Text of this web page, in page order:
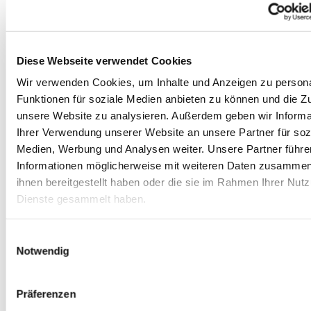
Diese Webseite verwendet Cookies
Wir verwenden Cookies, um Inhalte und Anzeigen zu
Funktionen für soziale Medien anbieten zu können und die
unsere Website zu analysieren. Außerdem geben wir
Ihrer Verwendung unserer Website an unsere Partner für
Medien, Werbung und Analysen weiter. Unsere Partner
Informationen möglicherweise mit weiteren Daten
ihnen bereitgestellt haben oder die sie im Rahmen Ihrer
Dienste gesammelt haben.
Notwendig
Präferenzen
Control de acceso para
Tienda abierta las 24 horas
Bistró Gate One (de 06:00 a
21:00 h)